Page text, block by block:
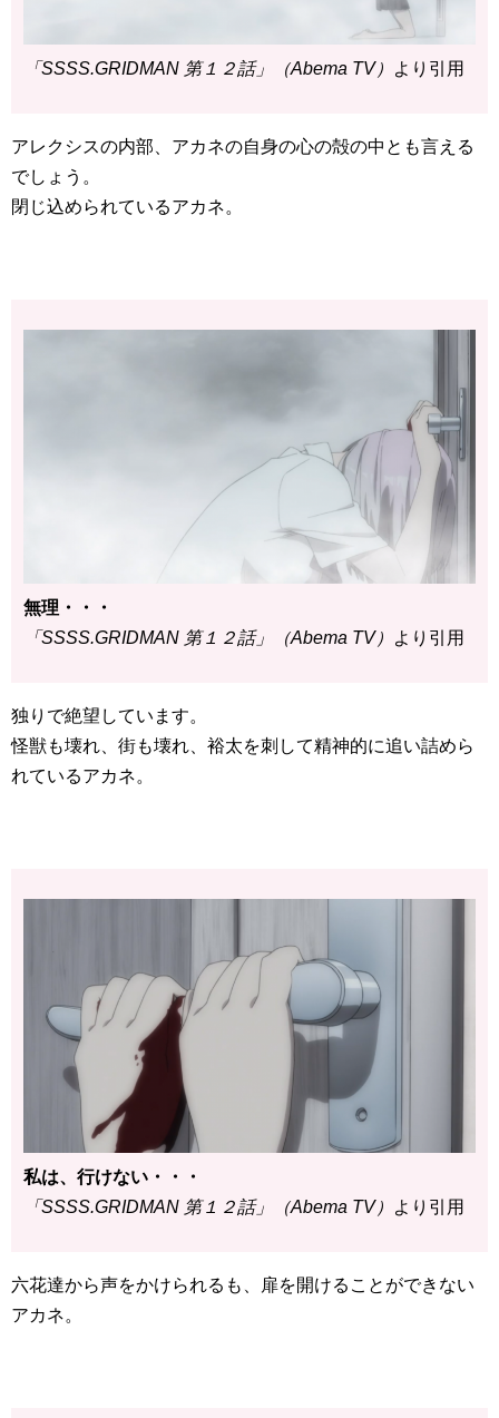
「SSSS.GRIDMAN 第１２話」（Abema TV） より引用
アレクシスの内部、アカネの自身の心の殻の中とも言える
でしょう。
閉じ込められているアカネ。
無理・・・
「SSSS.GRIDMAN 第１２話」（Abema TV）
より引用
独りで絶望しています。
怪獣も壊れ、街も壊れ、裕太を刺して精神的に追い詰めら
れているアカネ。
私は、行けない・・・
「SSSS.GRIDMAN 第１２話」（Abema TV）
より引用
六花達から声をかけられるも、扉を開けることができない
アカネ。